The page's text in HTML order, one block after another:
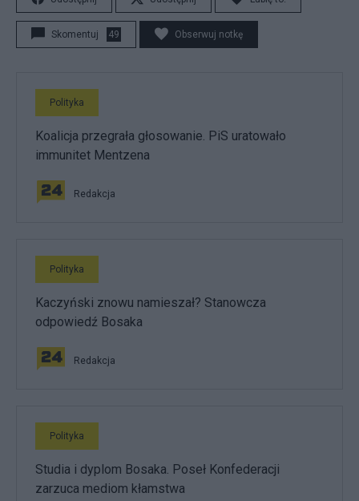
Skomentuj 49 Obserwuj notkę
Polityka
Koalicja przegrała głosowanie. PiS uratowało
immunitet Mentzena
Redakcja
Polityka
Kaczyński znowu namieszał? Stanowcza
odpowiedź Bosaka
Redakcja
Polityka
Studia i dyplom Bosaka. Poseł Konfederacji
zarzuca mediom kłamstwa